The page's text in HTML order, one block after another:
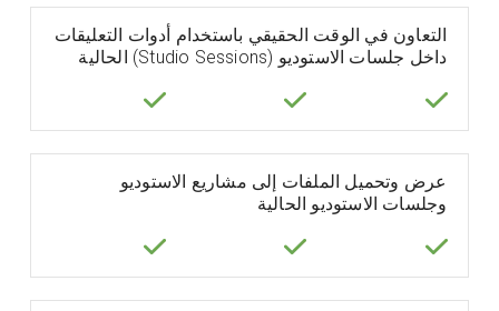
التعاون في الوقت الحقيقي باستخدام أدوات التعليقات
داخل جلسات الاستوديو (Studio Sessions) الحالية
عرض وتحميل الملفات إلى مشاريع الاستوديو
وجلسات الاستوديو الحالية